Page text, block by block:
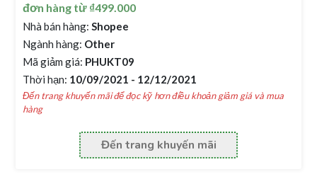
đơn hàng từ ₫499.000
Nhà bán hàng: Shopee
Ngành hàng: Other
Mã giảm giá: PHUKT09
Thời hạn: 10/09/2021 - 12/12/2021
Đến trang khuyến mãi để đọc kỹ hơn điều khoản giảm giá và mua
hàng
Đến trang khuyến mãi